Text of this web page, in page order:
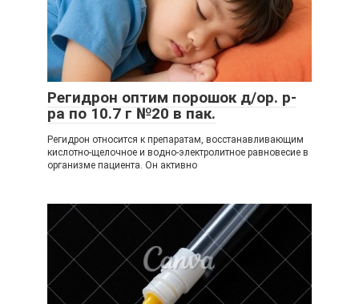
Регидрон оптим порошок д/ор. р-
ра по 10.7 г №20 в пак.
Регидрон относится к препаратам, восстанавливающим
кислотно-щелочное и водно-электролитное равновесие в
организме пациента. Он активно